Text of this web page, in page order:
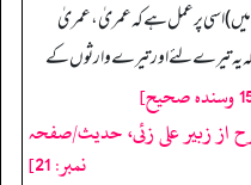
اسی پر عمل ہے کہ عمریٰ، عمریٰ
یہ تیرے لئے اور تیرے وارثوں کے
از زبیر علی زئی، حدیث/صفحہ
نمبر: 21]